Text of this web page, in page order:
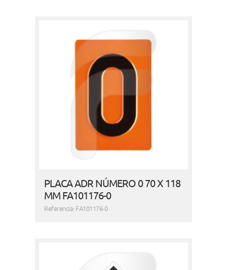
PLACA ADR NÚMERO 0 70 X 118
MM FA101176-0
Referencia: FA101176-0